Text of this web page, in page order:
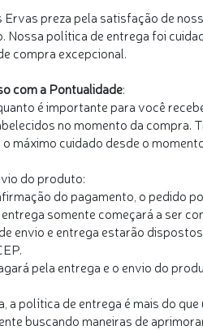
Ervas preza pela satisfação de
Nossa política de entrega foi
compra excepcional.
com a Pontualidade:
é importante para você
no momento da compra.
máximo cuidado desde o
do produto:
do pagamento, o pedido
somente começará a ser
envio e entrega estarão
pela entrega e o envio do
a política de entrega é mais do
buscando maneiras de